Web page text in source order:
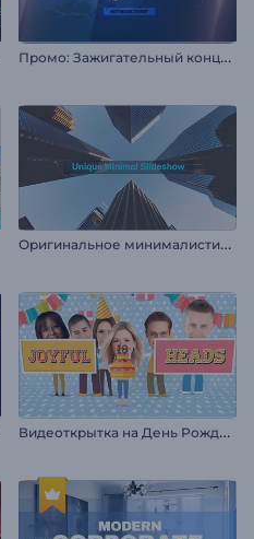
П
ромо: Зажигательный концерт
О
ригинальное минималистичное слайд-шоу
В
идеоткрытка на День Рождения